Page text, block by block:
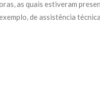
as quais estiveram
de assistência